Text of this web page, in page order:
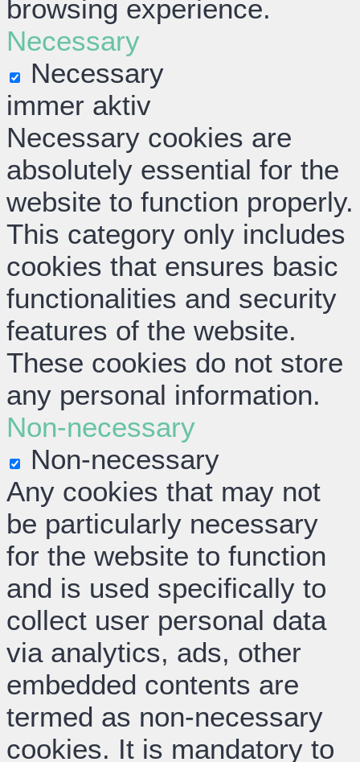
browsing experience.
Necessary
Necessary
immer aktiv
Necessary cookies are
absolutely essential for the
website to function properly.
This category only includes
cookies that ensures basic
functionalities and security
features of the website.
These cookies do not store
any personal information.
Non-necessary
Non-necessary
Any cookies that may not
be particularly necessary
for the website to function
and is used specifically to
collect user personal data
via analytics, ads, other
embedded contents are
termed as non-necessary
cookies. It is mandatory to